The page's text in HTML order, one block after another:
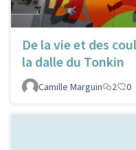
De la vie et des
la dalle du Tonkin
Camille Marguin
2 0